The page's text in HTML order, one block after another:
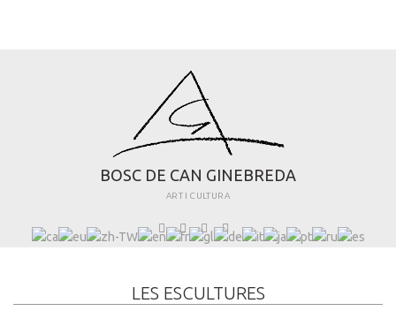
BOSC DE CAN GIN EBREDA
ART I CULTURA
LES ESCULTURES